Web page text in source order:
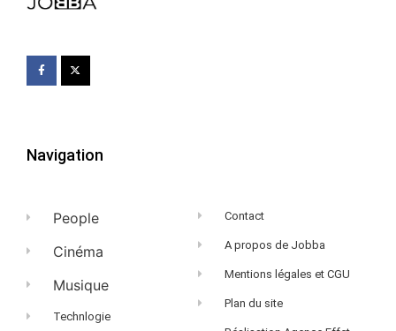
Navigation
People
Cinéma
Musique
Technlogie
Contact
A propos de Jobba
Mentions légales et CGU
Plan du site